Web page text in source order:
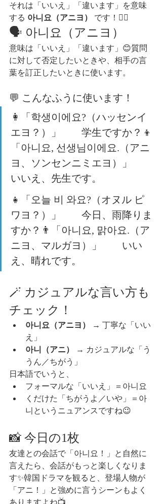
それは「いいえ」「違います」を意味
する 아니요（アニヨ） です！🙅‍♀️
🗣 아니요（アニヨ）
意味は「いいえ」「違います」😊質問
に対して否定したいときや、相手の言
葉を訂正したいときに使います。
💬 こんなふうに使います！
👩「학생이에요?（ハッセンイ
エヨ？）」  学生ですか？👦
「아니요, 선생님이에요.（アニ
ヨ、ソンセンニミエヨ）」
いいえ、先生です。
👧「오늘 비 와요?（オヌル ピ
ワヨ？）」  今日、雨降りま
すか？👨「아니요, 맑아요.（ア
ニヨ、マルガヨ）」  いい
え、晴れです。
🪄 カジュアルな言い方も
チェック！
아니요（アニヨ）
→ 丁寧な「いい
え」
아니（アニ）
→ カジュアルな「う
うん／ちがう」
日本語でいうと、
フォーマルな「いいえ」＝아니요
くだけた「ちがうよ／いや」＝아
니というニュアンスですね😉
📸 今日の1枚
友達との会話で「아니요！」と自然に
言えたら、会話がもっと楽しくなりま
す✨韓国ドラマを観ると、登場人物が
「アニ！」と強めに言うシーンもよく